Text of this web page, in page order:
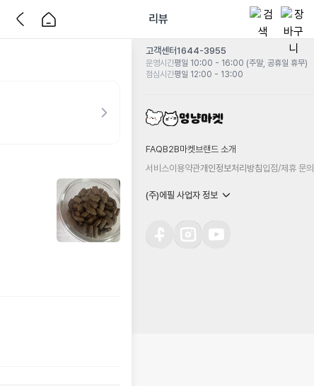
리뷰
고객센터1644-3955
운영시간평일 10:00 - 16:00 (주말, 공휴일 휴무)
점심시간평일 12:00 - 13:00
FAQB2B마켓 브랜드 소개
서비스이용약관개인정보처리방침입점/제휴 문의
(주)에필 사업자 정보